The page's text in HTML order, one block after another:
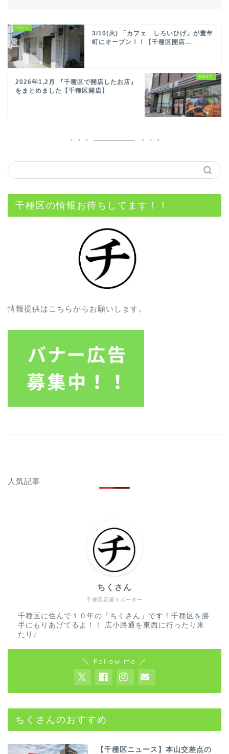
3/10(火) 「カフェ しろいひげ」が豊年
町にオープン！！【千種区開店...
2026年1,2月 『千種区で開店したお店』
をまとめました【千種区開店】
千種区の情報お待ちしてます！！
情報提供はこちらからお願いします。
人気記事
千種区応援サポーター
ちくさん
千種区に住んで１０年の「ちくさん」です！千種区を勝
手にもりあげてるよ！！ 広小路通を東西に行ったり来
たり♪
＼ Follow me ／
ちくさんのおすすめ
【千種区ニュース】本山交差点の